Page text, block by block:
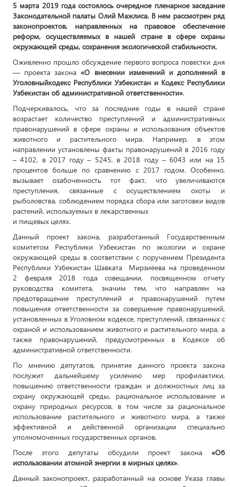
5 марта 2019 года состоялось очередное пленарное заседание
Законодательной палаты Олий Мажлиса. В нем рассмотрен ряд
законопроектов, направленных на правовое обеспечение
реформ, осуществляемых в нашей стране в сфере охраны
окружающей среды, сохранения экологической стабильности.
Оживленно прошло обсуждение первого вопроса повестки дня
— проекта закона«О внесении изменений и дополнений в
Уголовныйкодекс Республики Узбекистан и Кодекс Республики
Узбекистан об административной ответственности».
Подчеркивалось, что за последние годы в нашей стране
возрастает количество преступлений и административных
правонарушений в сфере охраны и использования объектов
животного и растительного мира. Например, в этом
направлении установлены факты правонарушений в 2016 году
– 4102, в 2017 году – 5245, в 2018 году – 6043 или на 15
процентов больше по сравнению с 2017 годом. Особенно,
вызывает озабоченность тот факт, что увеличиваются
преступления, связанные с осуществлением охоты и
рыболовства, соблюдением порядка сбора или заготовки видов
растений, используемых в лекарственных
и пищевых целях.
Данный проект закона, разработанный Государственным
комитетом Республики Узбекистан по экологии и охране
окружающей среды в соответствии с поручением Президента
Республики Узбекистан Шавката Мирзиёева на проведенном
2 февраля 2018 года совещании, посвященном отчету
руководства комитета, значим тем, что направлен на
предотвращение преступлений и правонарушений путем
повышения ответственности за совершение правонарушений,
установленных в Уголовном кодексе, преступлений, связанных с
охраной и использованием животного и растительного мира, а
также правонарушений, предусмотренных в Кодексе об
административной ответственности.
По мнению депутатов, принятие данного проекта закона
послужит дальнейшему усилению мер профилактики,
повышению ответственности граждан и должностных лиц за
охрану окружающей среды, рациональное использование и
охрану природных ресурсов, в том числе за рациональное
использование растительного и животного мира, а также
эффективной и действенной организации специально
уполномоченных государственных органов.
После этого депутаты обсудили проект закона «Об
использовании атомной энергии в мирных целях».
Данный законопроект, разработанный на основе Указа главы